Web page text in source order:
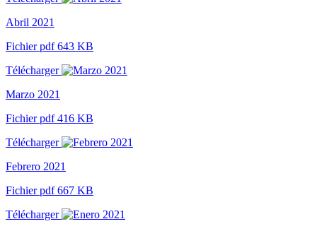
Abril 2021
Fichier pdf 643 KB
Télécharger
Marzo 2021
Fichier pdf 416 KB
Télécharger
Febrero 2021
Fichier pdf 667 KB
Télécharger